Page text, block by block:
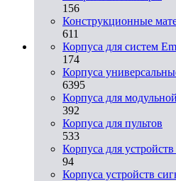
156
Конструкционные
611
Корпуса для систем
174
Корпуса
6395
Корпуса для
392
Корпуса для пультов
533
Корпуса для
94
Корпуса устройств